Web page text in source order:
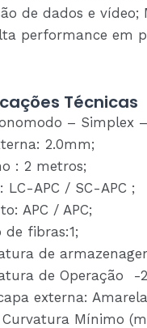
de dados e vídeo;
performance em
Técnicas
– Simplex
2.0mm;
: 2 metros;
LC-APC / SC-APC ;
APC / APC;
de fibras:1;
de
de Operação -
externa:
Curvatura Mínimo